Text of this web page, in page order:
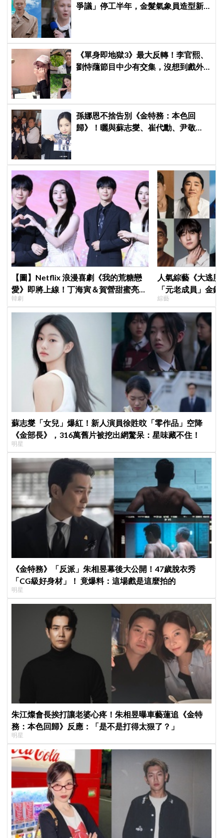
爭議」停工半年，金髮氣象員造型新
《單身即地獄3》最大反轉！李官熙、
劉恃蘟節目中少有交集，沒想到戲外
孫娜恩不捨告別《金特務：本色回
歸》！曬與蘇志燮、崔代勳、尹敬
【圖】Netflix 浪漫喜劇《我的荒糖戀
愛》即將上線！丁海寅＆賀營甜蜜亮相
製作發表會，甜蜜CP化學反應引期待
韓劇
人氣綜藝《大逃
「元老成員」金
SEVENTEEN 勝
席成最大焦點
綜藝
蘇志燮「女兒」爆紅！新人演員徐貹旼「零作品」空降
《金部長》，316萬舊片被挖出網驚呆：星味藏不住！
明星
《金特務》「反派」朱相昱幕後大公開！47歲脫衣秀
「CG級好身材」！ 竟爆料：這場戲是這麼拍的
明星
朱江燦會長挨打讓老婆心疼！朱相昱曝車藝蓮追《金特
務：本色回歸》反應：「是不是打得太狠了？」
明星